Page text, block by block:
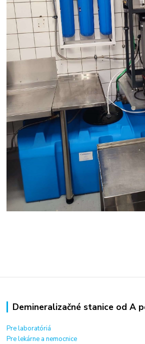
Demineralizačné stanice od A
Pre laboratóriá
Pre lekárne a nemocnice